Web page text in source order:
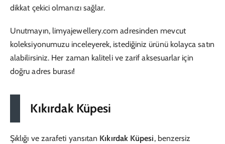
dikkat çekici olmanızı sağlar.
Unutmayın, limyajewellery.com adresinden mevcut
koleksiyonumuzu inceleyerek, istediğiniz ürünü kolayca satın
alabilirsiniz. Her zaman kaliteli ve zarif aksesuarlar için
doğru adres burası!
Kıkırdak Küpesi
Şıklığı ve zarafeti yansıtan Kıkırdak Küpesi, benzersiz